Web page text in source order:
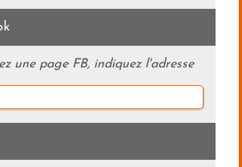
une page FB, indiquez l'adresse